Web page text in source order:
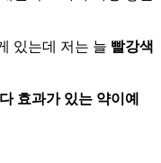
있는데 저는 늘 빨강색
효과가 있는 약이예